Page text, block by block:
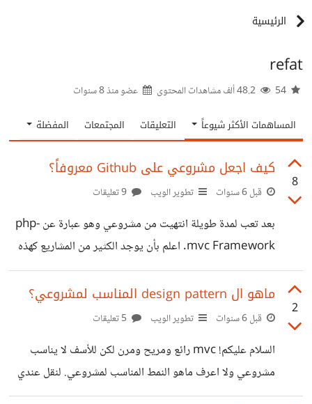
الرئيسية
refat
عضو منذ8 سنوات
المساهمات الأكثر شيوعاً التعليقات المجتمعات المفضلة
8
كيف اجعل مشروعي على Github معروفاً؟
قبل 6 سنوات تطوير الويب
بعد تعب لمدة طويلة انتهيت من مشروعي وهو عبارة عن php-
mvc Framework. اعلم بأن يوجد الكثير من المشاريع كهذه
وليست مشهورة او لم يعملوا صاحبيها على شهرتها او ترويجها الا
بعضها القليل وحتى هذا القليل لم يكونوا بالمستوى العالي جداً او
بسيطة بعد الشيء حتى تنال كل هذه الشهرة. فكيف اعمل على
https://github.com/refatalsakka/mvc-php شكراً
مقدماً.
2
ماهو ال design pattern المناسب لمشروعي؟
قبل 6 سنوات تطوير الويب
السلام عليكم! mvc رائع ومريح ومرن لكن للأسف لا يناسب
مشروعي ولا اعرف ماهو النمط المناسب لمشروعي. لنقل عندي
dashborad وفيها الكثير من المميزات (features) مثلاً: -